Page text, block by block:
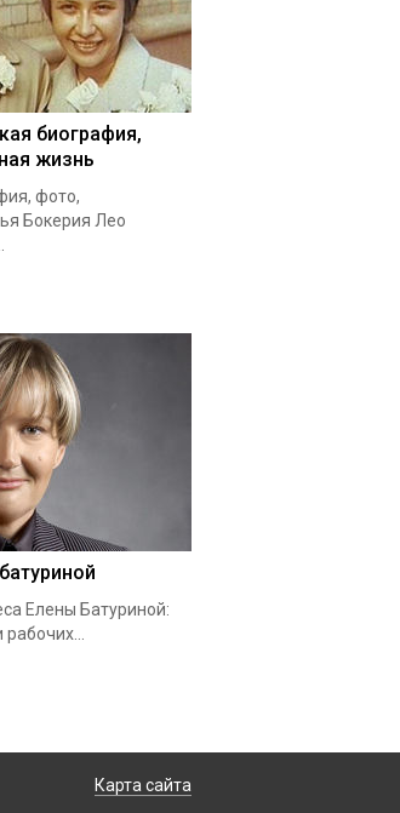
биография,
жизнь
фото,
Бокерия Лео
Елены Батуриной:
Карта сайта